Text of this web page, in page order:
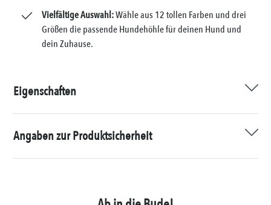
Vielfältige Auswahl:Wähle aus 12 tollen Farben und drei
Größen die passende Hundehöhle für deinen Hund und
dein Zuhause.
Eigenschaften
Angaben zur Produktsicherheit